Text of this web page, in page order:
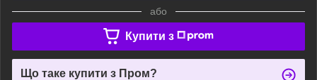
або
Купити з
Що таке купити з Пром?